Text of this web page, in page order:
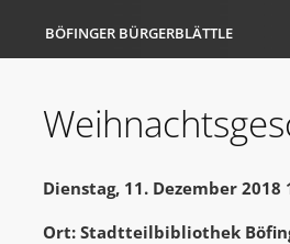
BÖFINGER BÜRGERBLÄTTLE
Dienstag, 11. Dezember 2018
Ort: Stadtteilbibliothek